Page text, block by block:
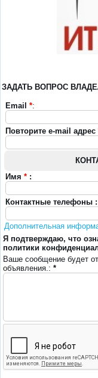
ЗАДАТЬ ВОПРОС
Email *:
Повторите e-mail адрес
Имя * :
Контактные телефоны :
Дополнительная
Я подтверждаю, что
политики
Ваше сообщение будет
объявления.: *